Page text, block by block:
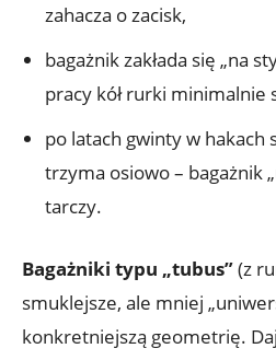
zahacza o zacisk,
bagażnik zakłada się „na
pracy kół rurki minimalnie
po latach gwinty w hakach
trzyma osiowo – bagażnik
tarczy.
Bagażniki typu „tubus”(z
smuklejsze, ale mniej
konkretniejszą geometrię.